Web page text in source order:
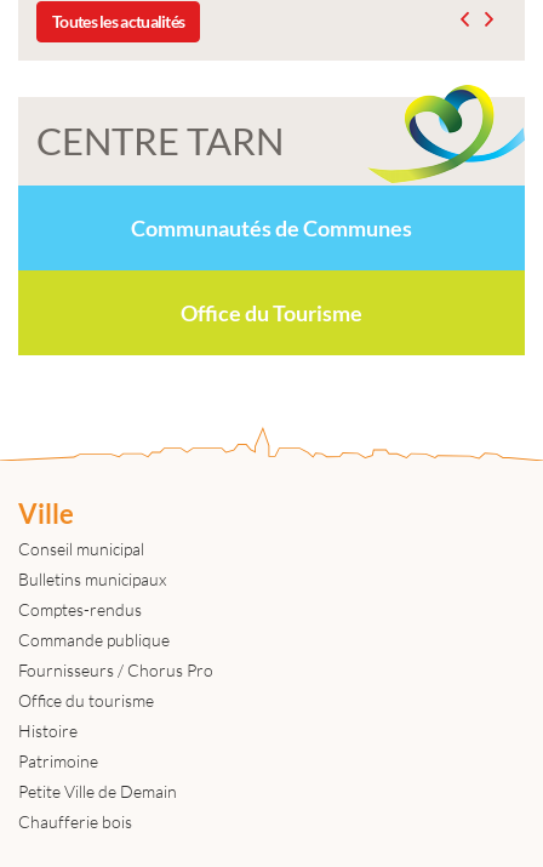
Toutes les actualités
CENTRE TARN
Communautés de Communes
Office du Tourisme
Ville
Conseil municipal
Bulletins municipaux
Comptes-rendus
Commande publique
Fournisseurs / Chorus Pro
Office du tourisme
Histoire
Patrimoine
Petite Ville de Demain
Chaufferie bois